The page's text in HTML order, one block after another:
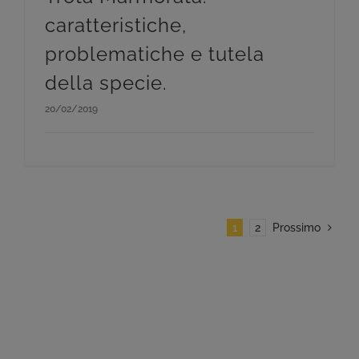
caratteristiche,
problematiche e tutela
della specie.
20/02/2019
1 2 Prossimo